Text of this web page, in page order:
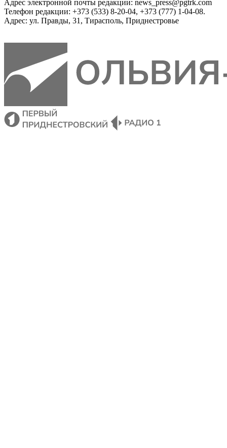
Адрес электронной почты редакции: news_press@pgtrk.com
Телефон редакции: +373 (533) 8-20-04, +373 (777) 1-04-08.
Адрес: ул. Правды, 31, Тирасполь, Приднестровье